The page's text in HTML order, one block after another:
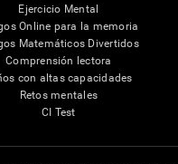
Ejercicio Mental
Online para la memoria
Matemáticos Divertidos
Comprensión lectora
con altas capacidades
Retos mentales
CI Test